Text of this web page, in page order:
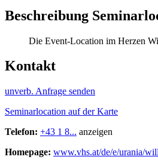
Beschreibung
Die Event-Location im Herzen
Kontakt
unverb. Anfrage senden
Seminarlocation auf der Karte
Telefon: +43 1 8... anzeigen
Homepage: www.vhs.at/de/e/urania/